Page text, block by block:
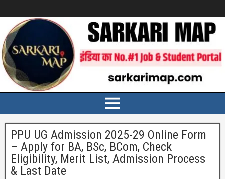
PPU UG Admission 2025-29 Online Form
– Apply for BA, BSc, BCom, Check
Eligibility, Merit List, Admission Process
& Last Date